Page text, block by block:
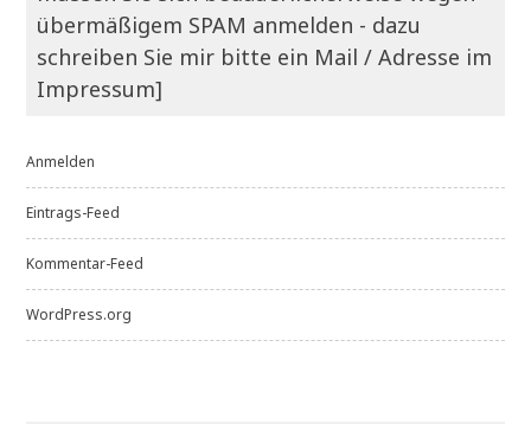
übermäßigem SPAM anmelden - dazu
schreiben Sie mir bitte ein Mail / Adresse im
Impressum]
Anmelden
Eintrags-Feed
Kommentar-Feed
WordPress.org